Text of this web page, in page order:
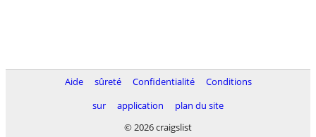
Aide sûreté Confidentialité
Conditions
sur
application
plan du site
© 2026 craigslist